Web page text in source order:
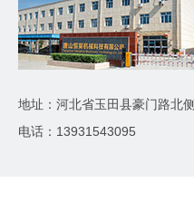
地址：河北省玉田县豪门路北侧
电话：13931543095